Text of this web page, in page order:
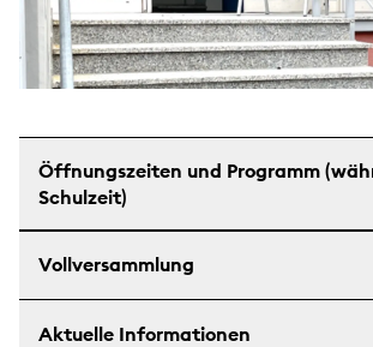
Öffnungszeiten und Programm
Schulzeit)
Vollversammlung
Aktuelle Informationen